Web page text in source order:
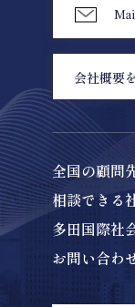
会社概要
全国の顧問
相談できる
多田国際社
お問い合わ